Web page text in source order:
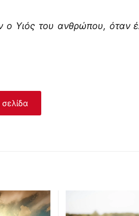
ο Υιός του ανθρώπου, όταν